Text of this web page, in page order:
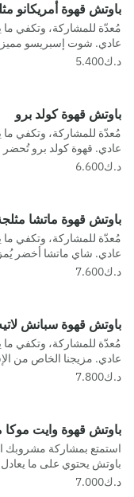
باوتش قهوة أمريكانو
عادي. شوت إسبريسو مميزة
طبقة خفيفة من الكريمة،
باوتش قهوة كولد برو
عادي. قهوة كولد برو تُحضر
ماء بارد، لتمنحك نكهة
باوتش قهوة ماتشا
عادي. شاي ماتشا أخضر
الثلج لمذاق كريمي ومنعش.
باوتش قهوة سبانش
عادي. مزيجنا الخاص من
سبانش والحليب والثلج،
باوتش قهوة وايت موكا
استمتع بمشاركة
الإسبريسو الممزوج